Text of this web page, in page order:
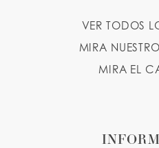
VER TODOS
MIRA
MIRA EL